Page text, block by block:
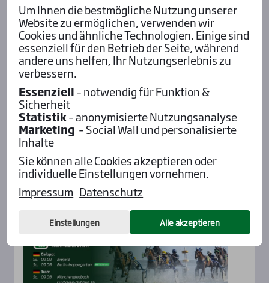
Aktu­el­les
Um Ihnen die bestmögliche Nutzung unserer
Website zu ermöglichen, verwenden wir
Cookies und ähnliche Technologien. Einige sind
essenziell für den Betrieb der Seite, während
andere uns helfen, Ihr Nutzungserlebnis zu
verbessern.
Essenziell– notwendig für Funktion &
Sicherheit
Statistik– anonymisierte Nutzungsanalyse
Marketing – Social Wall und personalisierte
Inhalte
Sie können alle Cookies akzeptieren oder
individuelle Einstellungen vornehmen.
Impressum Datenschutz
Einstellungen Alle akzeptieren